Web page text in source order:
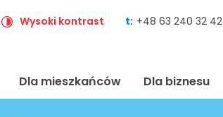
Wysoki kontrast t: +48 63 240 32 42
Strona
Dla mieszkańców Dla biznesu